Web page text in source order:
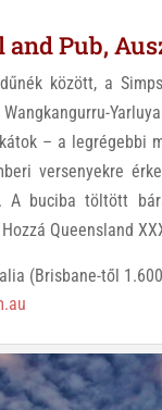
Pub,
között, a
– a legrégebbi
versenyekre
A buciba töltött
Queensland
(Brisbane-től